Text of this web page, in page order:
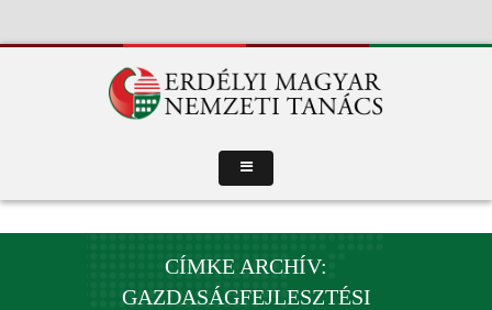
CÍMKE ARCHÍV:
GAZDASÁGFEJLESZTÉSI